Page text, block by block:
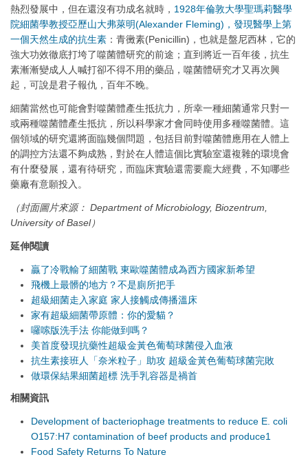
熱烈發展中，但在還沒有功成名就時， 1928年倫敦大學聖瑪莉醫學
院細菌學教授亞歷山大弗萊明(Alexander Fleming)，發現醫學上第
一個天然生成的抗生素 ：青黴素(Penicillin)，也就是盤尼西林，它的
強大功效徹底打垮了噬菌體研究的前途；直到將近一百年後，抗生
素漸漸變成人人喊打卻不得不用的藥品，噬菌體研究才又再次興
起，可說是君子報仇，百年不晚。
細菌當然也可能會對噬菌體產生抵抗力，所幸一種細菌通常只對一
或兩種噬菌體產生抵抗，所以科學家才會同時使用多種噬菌體。這
個領域的研究還將面臨幾個問題，包括目前對噬菌體應用在人體上
的調控方法還不夠成熟，對於在人體這個比實驗室還複雜的環境會
有什麼發展，還有待研究，而臨床實驗還需要龐大經費，不知哪些
藥廠有意願投入。
（封面圖片來源： Department of Microbiology, Biozentrum,
University of Basel）
延伸閱讀
贏了冷戰輸了細菌戰 東歐噬菌體成為西方國家新希望
飛機上最髒的地方？不是廁所把手
超級細菌走入家庭 家人接觸成傳播溫床
家有超級細菌帶原體：你的愛貓？
囉嗦版洗手法 你能做到嗎？
美首度發現抗藥性超級金黃色葡萄球菌侵入血液
抗生素接班人「奈米粒子」助攻 超級金黃色葡萄球菌完敗
做環保結果細菌超標 洗手乳容器是禍首
相關資訊
Development of bacteriophage treatments to reduce E. coli
O157:H7 contamination of beef products and produce1
Food Safety Returns To Nature